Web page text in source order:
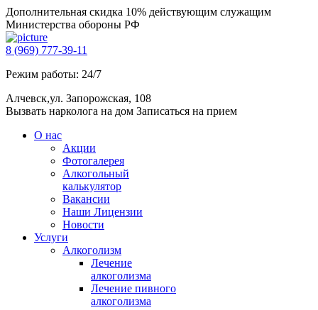
Дополнительная скидка 10% действующим служащим
Министерства обороны РФ
8 (969) 777-39-11
Режим работы: 24/7
Алчевск,ул. Запорожская, 108
Вызвать нарколога на дом Записаться на прием
О нас
Акции
Фотогалерея
Алкогольный
калькулятор
Вакансии
Наши Лицензии
Новости
Услуги
Алкоголизм
Лечение
алкоголизма
Лечение пивного
алкоголизма